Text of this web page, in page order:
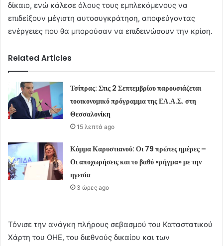
δίκαιο, ενώ κάλεσε όλους τους εμπλεκόμενους να
επιδείξουν μέγιστη αυτοσυγκράτηση, αποφεύγοντας
ενέργειες που θα μπορούσαν να επιδεινώσουν την κρίση.
Related Articles
Τσίπρας: Στις 2 Σεπτεμβρίου παρουσιάζεται
τοοικονομικό πρόγραμμα της ΕΛ.Α.Σ. στη
Θεσσαλονίκη
15 λεπτά ago
Κόμμα Καρυστιανού: Οι 79 πρώτες ημέρες –
Οι αποχωρήσεις και το βαθύ «ρήγμα» με την
ηγεσία
3 ώρες ago
Τόνισε την ανάγκη πλήρους σεβασμού του Καταστατικού
Χάρτη του ΟΗΕ, του διεθνούς δικαίου και των